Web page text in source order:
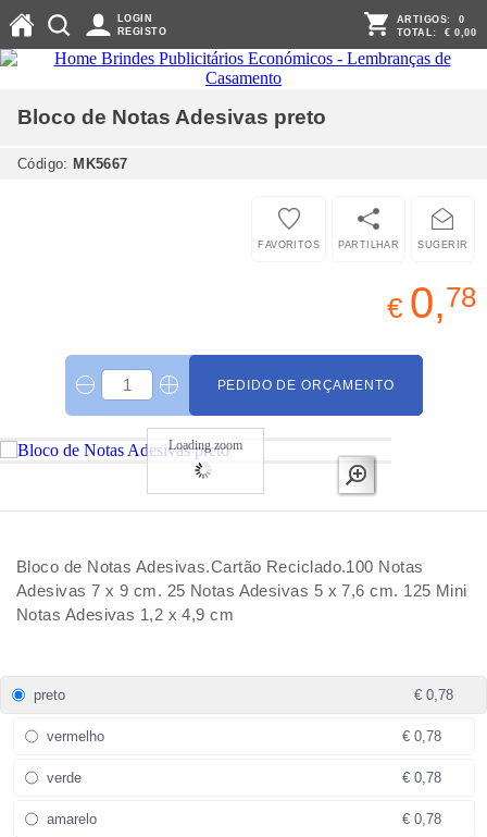
LOGIN
REGISTO
ARTIGOS: 0
TOTAL: € 0,00
Bloco de Notas Adesivas preto
Código: MK5667
SUGERIR
PARTILHAR
FAVORITOS
€ 0,78
PEDIDO DE ORÇAMENTO
Loading zoom
Bloco de Notas Adesivas.Cartão Reciclado.100 Notas
Adesivas 7 x 9 cm. 25 Notas Adesivas 5 x 7,6 cm. 125 Mini
Notas Adesivas 1,2 x 4,9 cm
preto € 0,78
vermelho € 0,78
verde € 0,78
amarelo € 0,78